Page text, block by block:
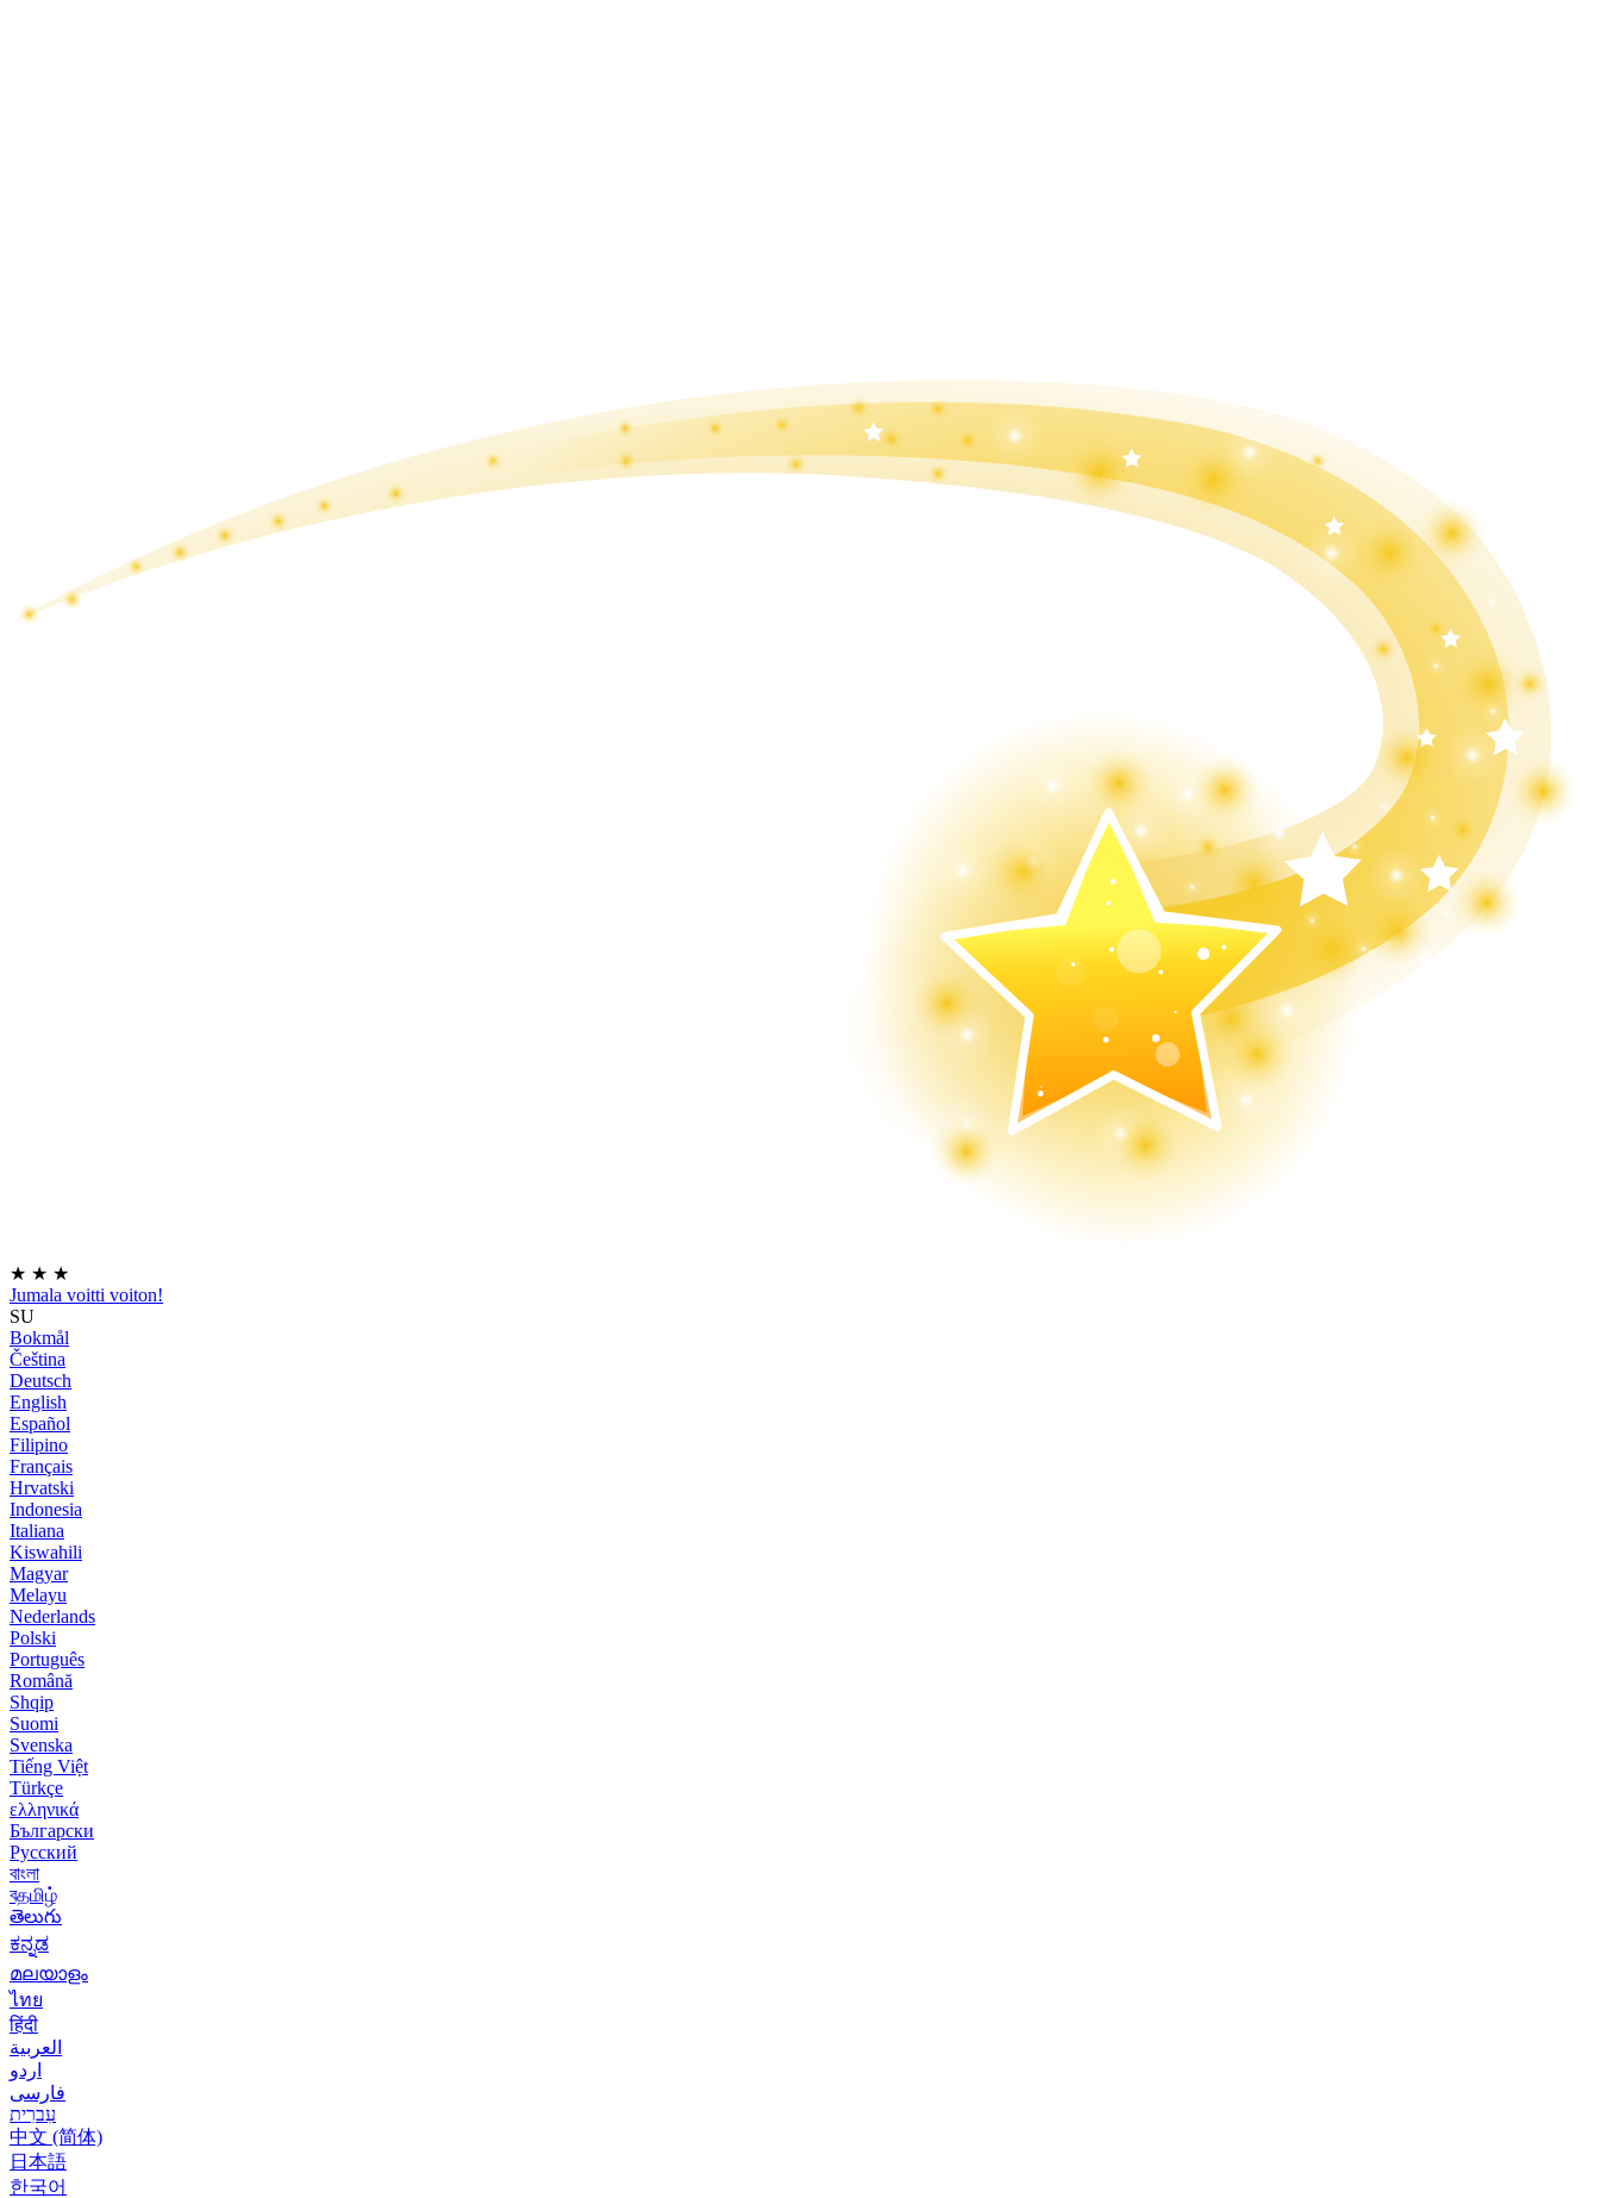
★ ★ ★
Jumala voitti voiton!
SU
Bokmål
Čeština
Deutsch
English
Español
Filipino
Français
Hrvatski
Indonesia
Italiana
Kiswahili
Magyar
Melayu
Nederlands
Polski
Português
Română
Shqip
Suomi
Svenska
Tiếng Việt
Türkçe
ελληνικά
Български
Русский
বাংলা
বதமிழ்
తెలుగు
ಕನ್ನಡ
മലയാളം
ไทย
हिंदी
العربية
اردو
فارسی
עִברִית
中文 (简体)
日本語
한국어